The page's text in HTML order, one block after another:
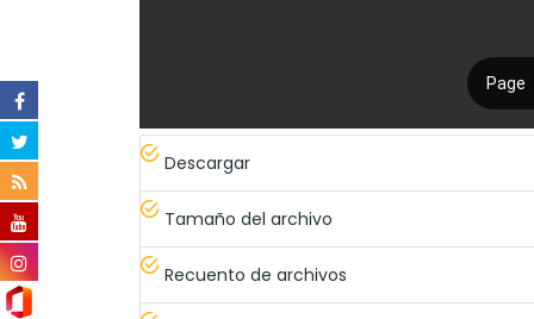
Descargar
Tamaño del archivo
Recuento de archivos